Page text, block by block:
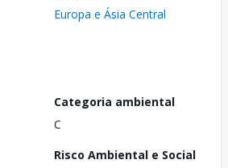
Europa e Ásia Central
Categoria ambiental
C
Risco Ambiental e Social